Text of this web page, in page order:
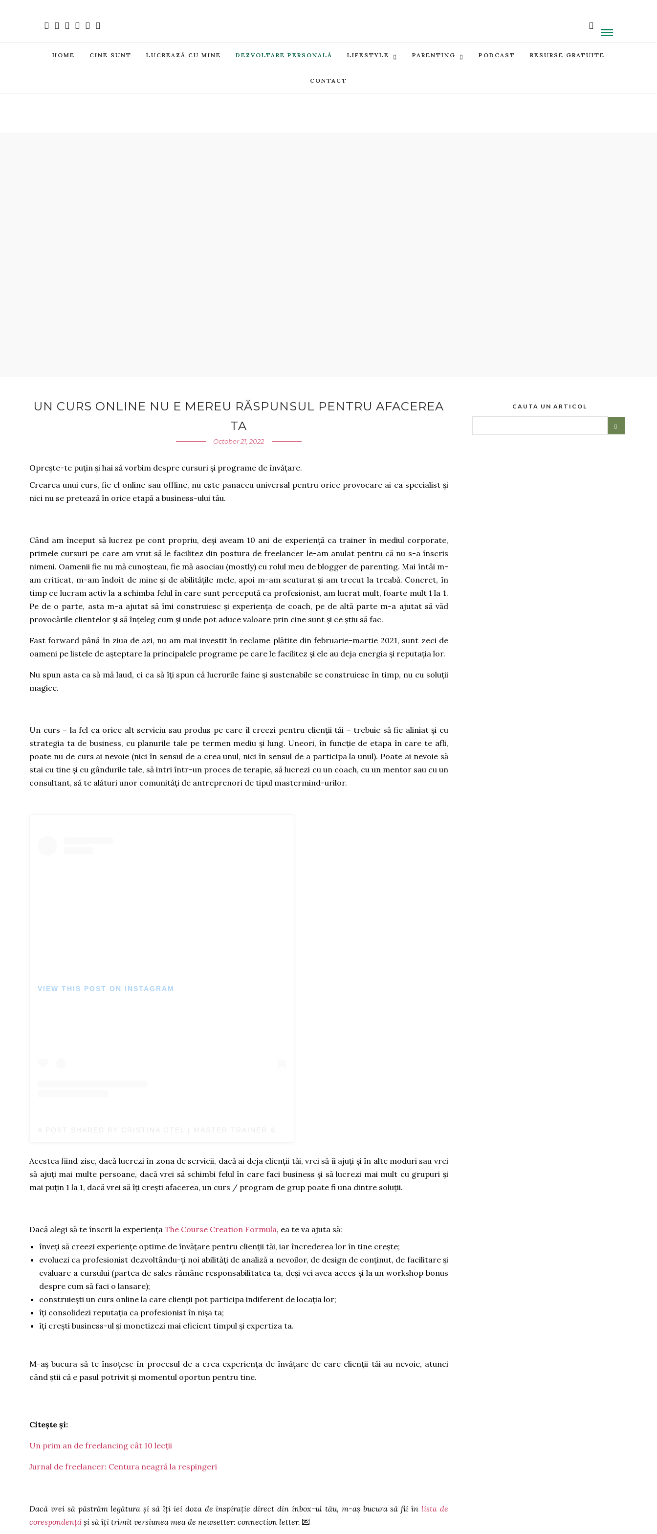
HOME CINE SUNT LUCREAZĂ CU MINE DEZVOLTARE PERSONALĂ LIFESTYLE PARENTING PODCAST RESURSE GRATUITE
CONTACT
UN CURS ONLINE NU E MEREU RĂSPUNSUL PENTRU AFACEREA
TA
October 21, 2022
Oprește-te puțin și hai să vorbim despre cursuri și programe de învățare.
Crearea unui curs, fie el online sau offline, nu este panaceu universal pentru orice provocare ai ca specialist și
nici nu se pretează în orice etapă a business-ului tău.
Când am început să lucrez pe cont propriu, deși aveam 10 ani de experiență ca trainer în mediul corporate,
primele cursuri pe care am vrut să le facilitez din postura de freelancer le-am anulat pentru că nu s-a înscris
nimeni. Oamenii fie nu mă cunoșteau, fie mă asociau (mostly) cu rolul meu de blogger de parenting. Mai întâi m-
am criticat, m-am îndoit de mine și de abilitățile mele, apoi m-am scuturat și am trecut la treabă. Concret, în
timp ce lucram activ la a schimba felul în care sunt percepută ca profesionist, am lucrat mult, foarte mult 1 la 1.
Pe de o parte, asta m-a ajutat să îmi construiesc și experiența de coach, pe de altă parte m-a ajutat să văd
provocările clientelor și să înțeleg cum și unde pot aduce valoare prin cine sunt și ce știu să fac.
Fast forward până în ziua de azi, nu am mai investit în reclame plătite din februarie-martie 2021, sunt zeci de
oameni pe listele de așteptare la principalele programe pe care le facilitez și ele au deja energia și reputația lor.
Nu spun asta ca să mă laud, ci ca să îți spun că lucrurile faine și sustenabile se construiesc în timp, nu cu soluții
magice.
Un curs – la fel ca orice alt serviciu sau produs pe care îl creezi pentru clienții tăi – trebuie să fie aliniat și cu
strategia ta de business, cu planurile tale pe termen mediu și lung. Uneori, în funcție de etapa în care te afli,
poate nu de curs ai nevoie (nici în sensul de a crea unul, nici în sensul de a participa la unul). Poate ai nevoie să
stai cu tine și cu gândurile tale, să intri într-un proces de terapie, să lucrezi cu un coach, cu un mentor sau cu un
consultant, să te alături unor comunități de antreprenori de tipul mastermind-urilor.
VIEW THIS POST ON INSTAGRAM
Acestea fiind zise, dacă lucrezi în zona de servicii, dacă ai deja clienții tăi, vrei să îi ajuți și în alte moduri sau vrei
să ajuți mai multe persoane, dacă vrei să schimbi felul în care faci business și să lucrezi mai mult cu grupuri și
mai puțin 1 la 1, dacă vrei să îți crești afacerea, un curs / program de grup poate fi una dintre soluții.
Dacă alegi să te înscrii la experiența The Course Creation Formula, ea te va ajuta să:
înveți să creezi experiențe optime de învățare pentru clienții tăi, iar încrederea lor în tine crește;
evoluezi ca profesionist dezvoltându-ți noi abilități de analiză a nevoilor, de design de conținut, de facilitare și
evaluare a cursului (partea de sales rămâne responsabilitatea ta, deși vei avea acces și la un workshop bonus
despre cum să faci o lansare);
construiești un curs online la care clienții pot participa indiferent de locația lor;
îți consolidezi reputația ca profesionist în nișa ta;
îți crești business-ul și monetizezi mai eficient timpul și expertiza ta.
M-aș bucura să te însoțesc în procesul de a crea experiența de învățare de care clienții tăi au nevoie, atunci
când știi că e pasul potrivit și momentul oportun pentru tine.
Citește și:
Un prim an de freelancing cât 10 lecții
Jurnal de freelancer: Centura neagră la respingeri
Dacă vrei să păstrăm legătura și să îți iei doza de inspirație direct din inbox-ul tău, m-aș bucura să fii în lista de
corespondență și să îți trimit versiunea mea de newsetter: connection letter. 💌
CAUTA UN ARTICOL